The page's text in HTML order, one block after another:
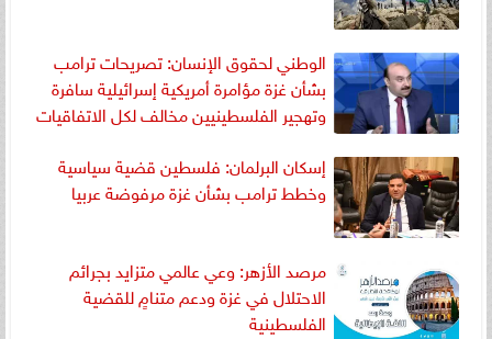
الوطني لحقوق الإنسان: تصريحات ترامب
بشأن غزة مؤامرة أمريكية إسرائيلية سافرة
وتهجير الفلسطينيين مخالف لكل الاتفاقيات
إسكان البرلمان: فلسطين قضية سياسية
وخطط ترامب بشأن غزة مرفوضة عربيا
مرصد الأزهر: وعي عالمي متزايد بجرائم
الاحتلال في غزة ودعم متنامٍ للقضية
الفلسطينية